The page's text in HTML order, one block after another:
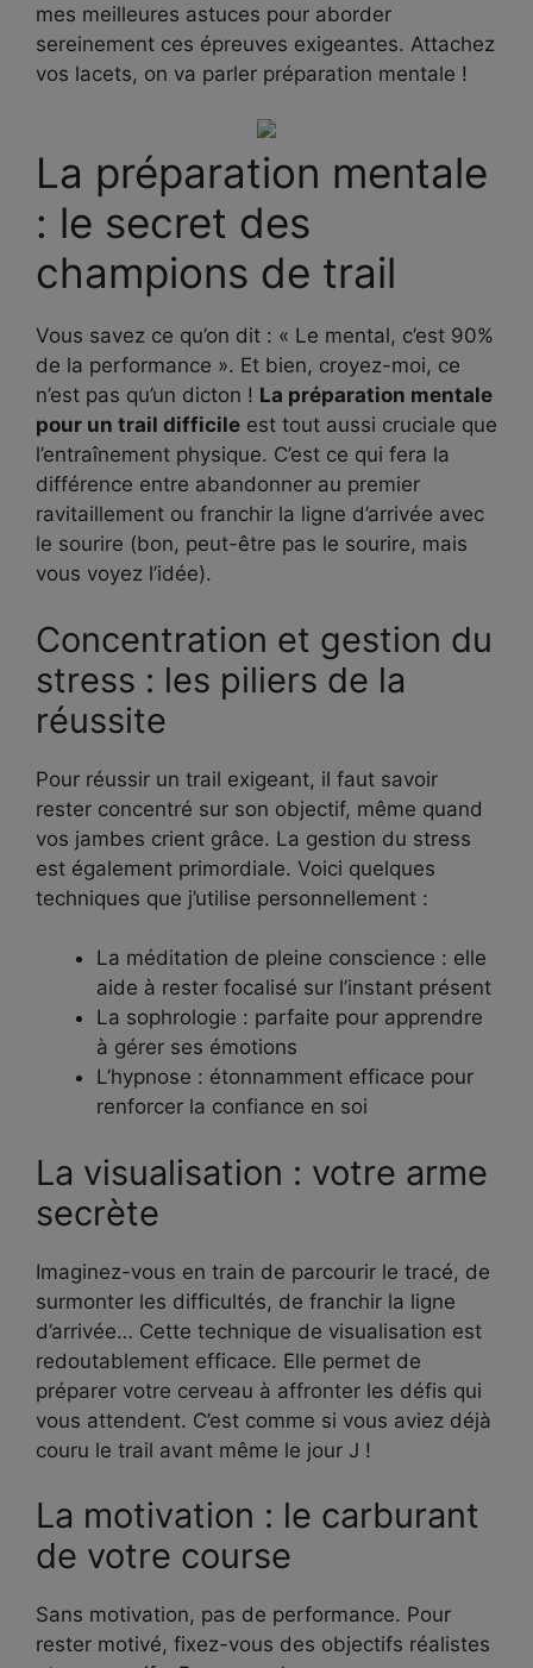
mes meilleures astuces pour aborder
sereinement ces épreuves exigeantes. Attachez
vos lacets, on va parler préparation mentale !
La préparation mentale
: le secret des
champions de trail
Vous savez ce qu’on dit : « Le mental, c’est 90%
de la performance ». Et bien, croyez-moi, ce
n’est pas qu’un dicton ! La préparation mentale
pour un trail difficile est tout aussi cruciale que
l’entraînement physique. C’est ce qui fera la
différence entre abandonner au premier
ravitaillement ou franchir la ligne d’arrivée avec
le sourire (bon, peut-être pas le sourire, mais
vous voyez l’idée).
Concentration et gestion du
stress : les piliers de la
réussite
Pour réussir un trail exigeant, il faut savoir
rester concentré sur son objectif, même quand
vos jambes crient grâce. La gestion du stress
est également primordiale. Voici quelques
techniques que j’utilise personnellement :
La méditation de pleine conscience : elle
aide à rester focalisé sur l’instant présent
La sophrologie : parfaite pour apprendre
à gérer ses émotions
L’hypnose : étonnamment efficace pour
renforcer la confiance en soi
La visualisation : votre arme
secrète
Imaginez-vous en train de parcourir le tracé, de
surmonter les difficultés, de franchir la ligne
d’arrivée… Cette technique de visualisation est
redoutablement efficace. Elle permet de
préparer votre cerveau à affronter les défis qui
vous attendent. C’est comme si vous aviez déjà
couru le trail avant même le jour J !
La motivation : le carburant
de votre course
Sans motivation, pas de performance. Pour
rester motivé, fixez-vous des objectifs réalistes